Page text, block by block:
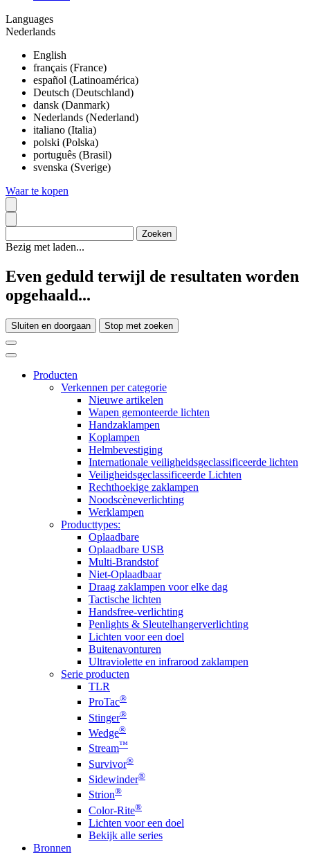
Languages
Nederlands
English
français (France)
español (Latinoamérica)
Deutsch (Deutschland)
dansk (Danmark)
Nederlands (Nederland)
italiano (Italia)
polski (Polska)
português (Brasil)
svenska (Sverige)
Waar te kopen
Bezig met laden...
Even geduld terwijl de resultaten worden
opgehaald...
Sluiten en doorgaan Stop met zoeken
Producten
Verkennen per categorie
Nieuwe artikelen
Wapen gemonteerde lichten
Handzaklampen
Koplampen
Helmbevestiging
Internationale veiligheidsgeclassificeerde lichten
Veiligheidsgeclassificeerde Lichten
Rechthoekige zaklampen
Noodscèneverlichting
Werklampen
Producttypes:
Oplaadbare
Oplaadbare USB
Multi-Brandstof
Niet-Oplaadbaar
Draag zaklampen voor elke dag
Tactische lichten
Handsfree-verlichting
Penlights & Sleutelhangerverlichting
Lichten voor een doel
Buitenavonturen
Ultraviolette en infrarood zaklampen
Serie producten
TLR
ProTac®
Stinger®
Wedge®
Stream™
Survivor®
Sidewinder®
Strion®
Color-Rite®
Lichten voor een doel
Bekijk alle series
Bronnen